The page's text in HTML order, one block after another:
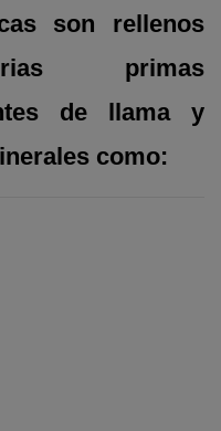
son rellenos
primas
de llama y
como: